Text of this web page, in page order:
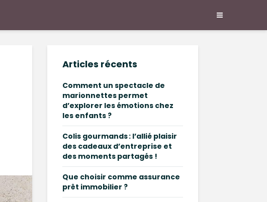
Articles récents
Comment un spectacle de
marionnettes permet
d’explorer les émotions chez
les enfants ?
Colis gourmands : l’allié plaisir
des cadeaux d’entreprise et
des moments partagés !
Que choisir comme assurance
prêt immobilier ?